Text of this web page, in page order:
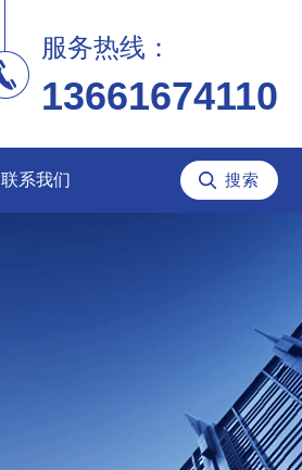
服务热线：
13661674110
联系我们